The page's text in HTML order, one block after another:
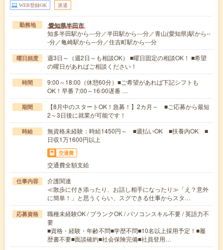
WEB登録OK 派遣
勤務地 愛知県半田市
知多半田駅から---分／半田駅から---分／青山(愛知県)駅から--
-分／亀崎駅から---分／住吉町駅から---分
曜日頻度
週3日～（週2日～も相談OK） ■曜日固定の相談OK！ ■希望
の曜日があればご相談ください！
時間
9:00～18:00（休憩60分）■ご希望があれば下記シフトも
OK！早番 7:00～16:00遅番 …
期間
【8月中のスタートOK！急募！】2カ月～ ■ご応募から最短
2～3日後に就業が可能です！
時給
無資格未経験：時給1450円～ ■週払いOK ■扶養内OK ■
日収1万1600円以上
交通費
交通費全額支給
仕事内容
介護関連
≪散歩に付き添ったり、お話し相手になったり≫「え？意外
に簡単！」と思うくらい、スグできる仕事からスタ…
応募資格
職種未経験OK / ブランクOK / パソコンスキル不要 / 英語力不
要
■資格・経験・年齢不問■学歴不問■10名以上採用予定！■履
歴書不要■面談確約■社会保険完備■社員登用…